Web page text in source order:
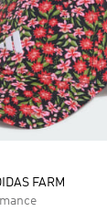
FARM